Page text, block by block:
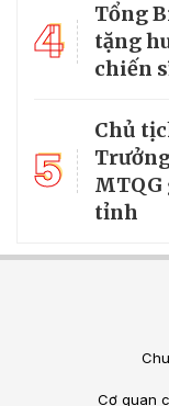
4
Tổng
tặng
chiến
5
Chủ
MTQG
tỉnh
Cơ quan